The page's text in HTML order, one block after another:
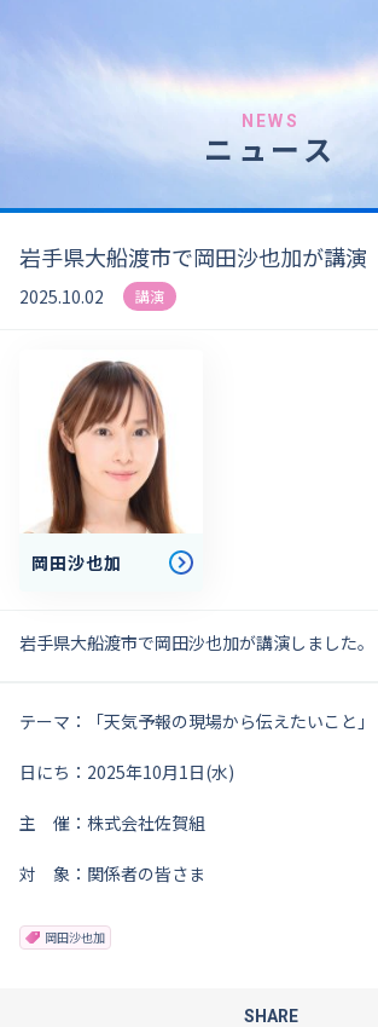
NEWS
ニュース
岩手県大船渡市で岡田沙也加が講演
2025.10.02 講演
岡田沙也加
岩手県大船渡市で岡田沙也加が講演しました。
テーマ：「天気予報の現場から伝えたいこと」
日にち：2025年10月1日(水)
主 催：株式会社佐賀組
対 象：関係者の皆さま
岡田沙也加
SHARE